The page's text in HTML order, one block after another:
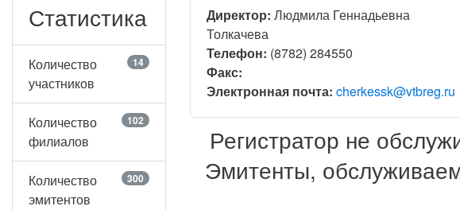
Статистика
14
Количество
участников
102
Количество
филиалов
300
Количество
эмитентов
Директор: Людмила Геннадьевна
Толкачева
Телефон: (8782) 284550
Факс:
Электронная почта: cherkessk@vtbreg.ru
Регистратор не
Эмитенты,